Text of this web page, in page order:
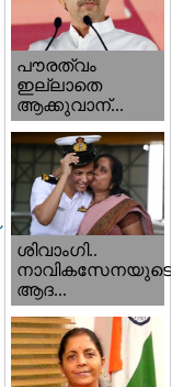
പൗരത്വം
ഇല്ലാതെ
ആക്കുവാന്...
ശിവാംഗി..
നാവികസേനയുടെ
ആദ...